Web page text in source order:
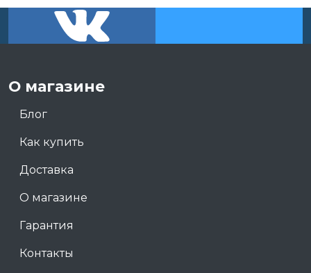
О магазине
Блог
Как купить
Доставка
О магазине
Гарантия
Контакты